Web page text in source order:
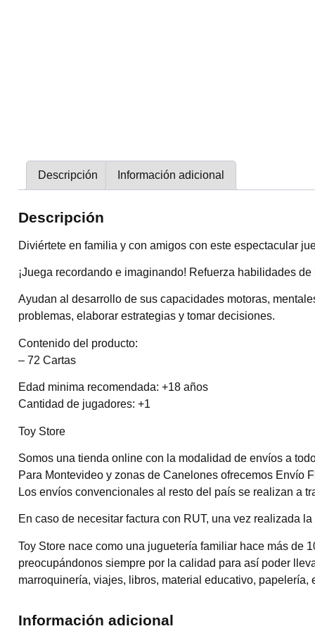
Descripción Información adicional
Descripción
Diviértete en familia y con amigos con este espectacular
¡Juega recordando e imaginando! Refuerza habilidades
Ayudan al desarrollo de sus capacidades motoras,
problemas, elaborar estrategias y tomar decisiones.
Contenido del producto:
– 72 Cartas
Edad minima recomendada: +18 años
Cantidad de jugadores: +1
Toy Store
Somos una tienda online con la modalidad de envíos a
Para Montevideo y zonas de Canelones ofrecemos Envío
Los envíos convencionales al resto del país se realizan a
En caso de necesitar factura con RUT, una vez realizada
Toy Store nace como una juguetería familiar hace más de
preocupándonos siempre por la calidad para así poder
marroquinería, viajes, libros, material educativo, papelería,
Información adicional